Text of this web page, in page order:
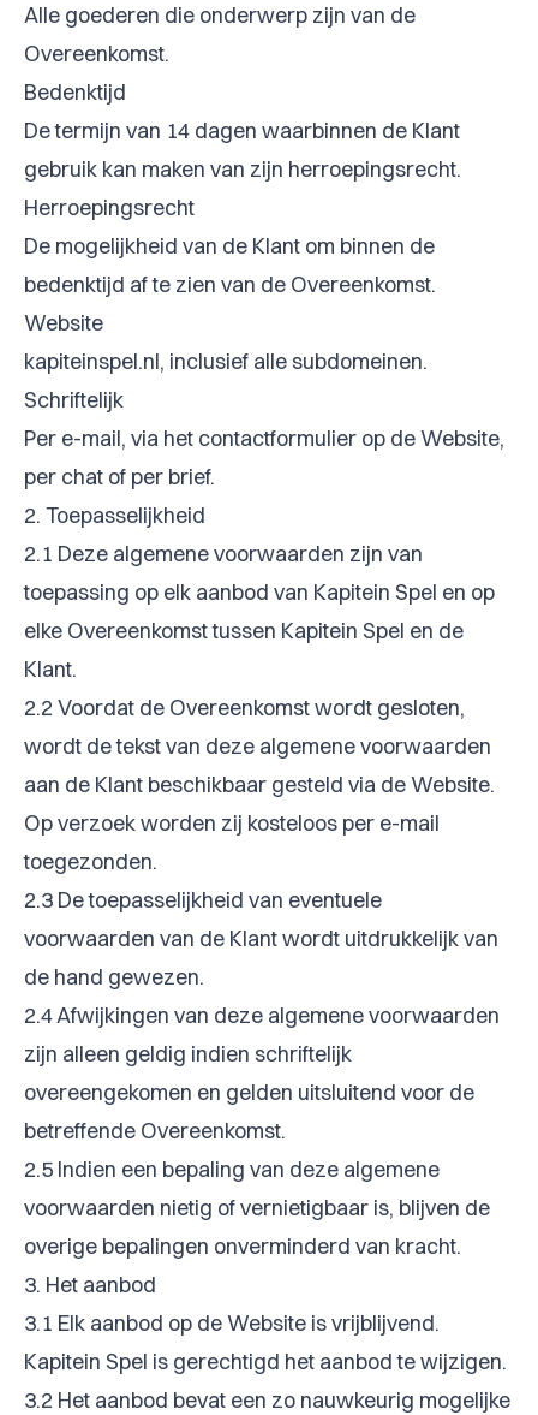
Alle goederen die onderwerp zijn van de
Overeenkomst.
Bedenktijd
De termijn van 14 dagen waarbinnen de Klant
gebruik kan maken van zijn herroepingsrecht.
Herroepingsrecht
De mogelijkheid van de Klant om binnen de
bedenktijd af te zien van de Overeenkomst.
Website
kapiteinspel.nl, inclusief alle subdomeinen.
Schriftelijk
Per e-mail, via het contactformulier op de Website,
per chat of per brief.
2. Toepasselijkheid
2.1 Deze algemene voorwaarden zijn van
toepassing op elk aanbod van Kapitein Spel en op
elke Overeenkomst tussen Kapitein Spel en de
Klant.
2.2 Voordat de Overeenkomst wordt gesloten,
wordt de tekst van deze algemene voorwaarden
aan de Klant beschikbaar gesteld via de Website.
Op verzoek worden zij kosteloos per e-mail
toegezonden.
2.3 De toepasselijkheid van eventuele
voorwaarden van de Klant wordt uitdrukkelijk van
de hand gewezen.
2.4 Afwijkingen van deze algemene voorwaarden
zijn alleen geldig indien schriftelijk
overeengekomen en gelden uitsluitend voor de
betreffende Overeenkomst.
2.5 Indien een bepaling van deze algemene
voorwaarden nietig of vernietigbaar is, blijven de
overige bepalingen onverminderd van kracht.
3. Het aanbod
3.1 Elk aanbod op de Website is vrijblijvend.
Kapitein Spel is gerechtigd het aanbod te wijzigen.
3.2 Het aanbod bevat een zo nauwkeurig mogelijke